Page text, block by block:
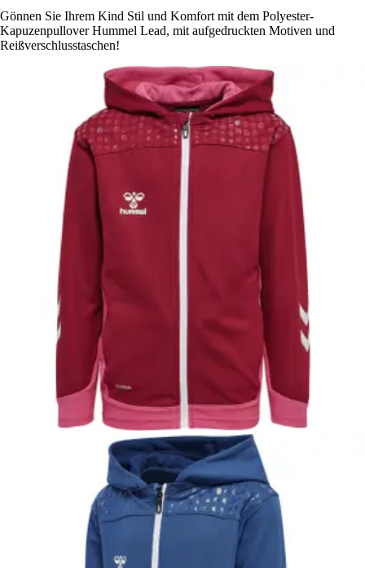
Gönnen Sie Ihrem Kind Stil und Komfort mit dem Polyester-
Kapuzenpullover Hummel Lead, mit aufgedruckten Motiven und
Reißverschlusstaschen!